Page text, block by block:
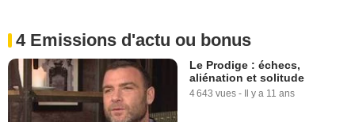
4 Emissions d'actu ou bonus
Le Prodige : échecs,
aliénation et solitude
4 643 vues - Il y a 11 ans